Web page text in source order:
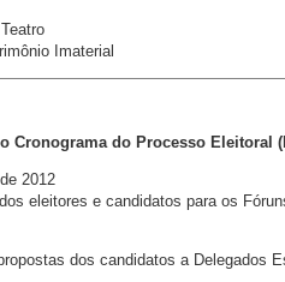
Imaterial
Cronograma do Processo Eleitoral
2012
eleitores e candidatos para os
dos candidatos a Delegados